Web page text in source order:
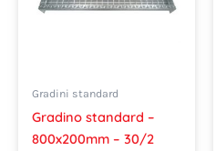
Gradini standard
Gradino standard –
800x200mm – 30/2